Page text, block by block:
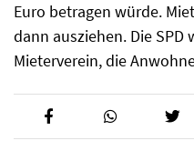
Euro betragen würde.
dann ausziehen. Die
Mieterverein, die